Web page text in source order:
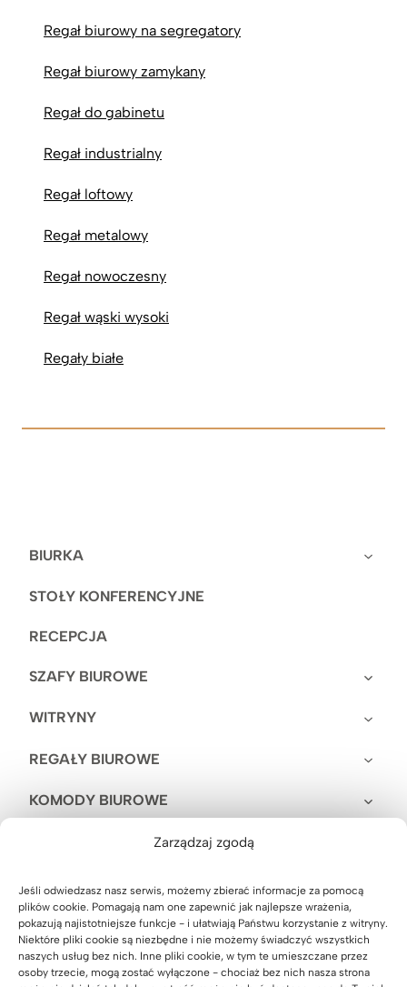
Zarządzaj zgodą
Jeśli odwiedzasz nasz serwis, możemy zbierać informacje za pomocą
plików cookie. Pomagają nam one zapewnić jak najlepsze wrażenia,
pokazują najistotniejsze funkcje - i ułatwiają Państwu korzystanie z witryny.
Niektóre pliki cookie są niezbędne i nie możemy świadczyć wszystkich
naszych usług bez nich. Inne pliki cookie, w tym te umieszczane przez
osoby trzecie, mogą zostać wyłączone - chociaż bez nich nasza strona
BIURKA
STOŁY KONFERENCYJNE
RECEPCJA
SZAFY BIUROWE
WITRYNY
REGAŁY BIUROWE
KOMODY BIUROWE
KONTENERKI POD BIURKO
KUCHNIA BIUROWA
WIESZAKI, STOJAKI
Regał biurowy na segregatory
Regał biurowy zamykany
Regał do gabinetu
Regał industrialny
Regał loftowy
Regał metalowy
Regał nowoczesny
Regał wąski wysoki
Regały białe